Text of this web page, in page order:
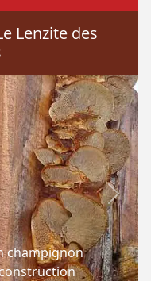
Lenzite des
champignon
Next